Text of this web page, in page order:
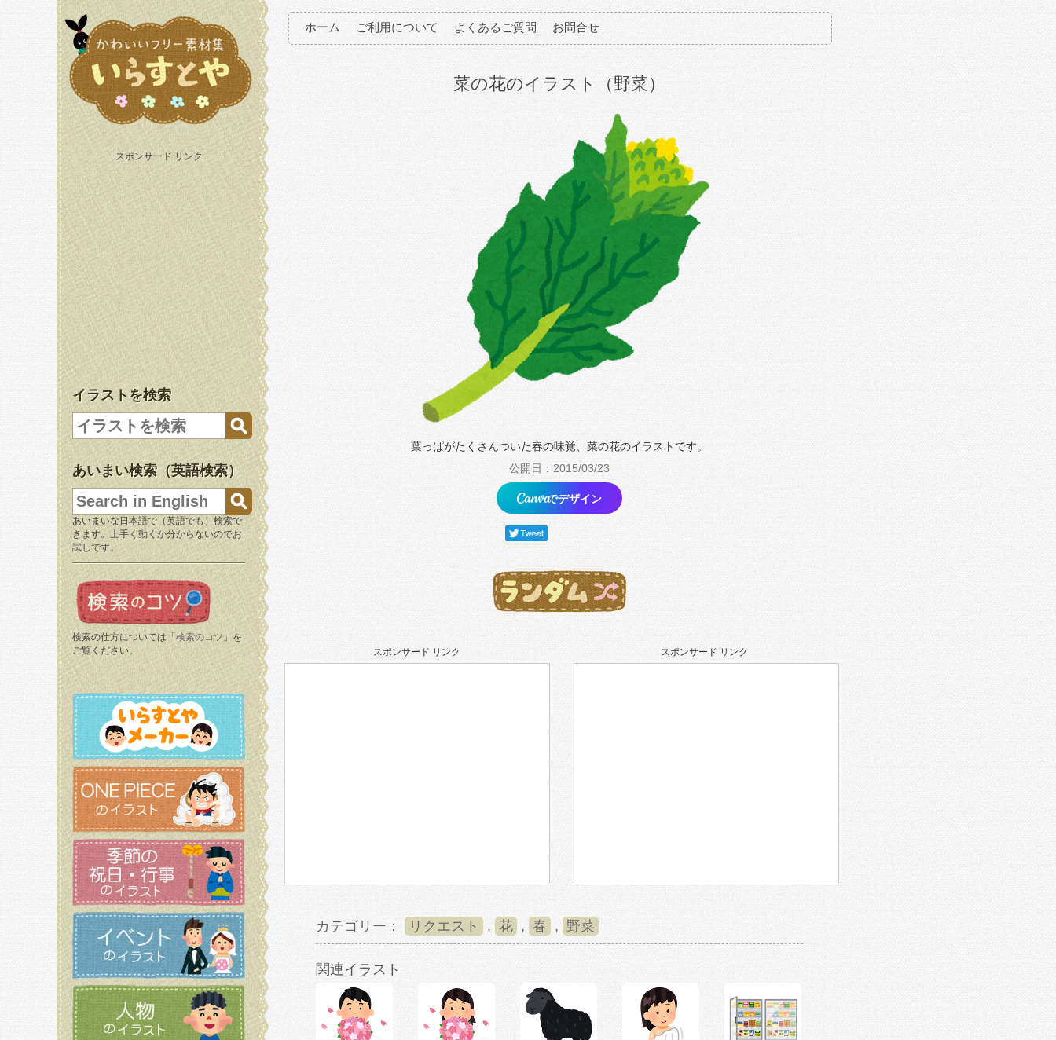
スポンサード リンク
イラストを検索
あいまい検索（英語検索）
あいまいな日本語で（英語でも）検索で
きます。上手く動くか分からないのでお
試しです。
検索の仕方については「 検索のコツ 」を
ご覧ください。
ホーム ご利用について よくあるご質問 お問合せ
菜の花のイラスト（野菜）
葉っぱがたくさんついた春の味覚、菜の花のイラストです。
公開日：2015/03/23
でデザイン
スポンサード リンク スポンサード リンク
カテゴリー： リクエスト , 花 , 春 , 野菜
関連イラスト